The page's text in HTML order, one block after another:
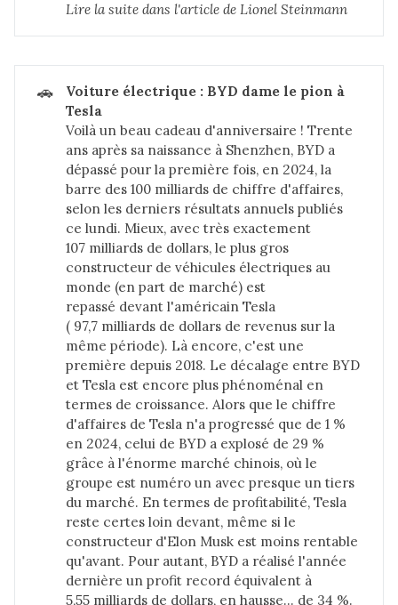
Lire la suite dans l'article de Lionel Steinmann
🚗
Voiture électrique : BYD dame le pion à
Tesla
Voilà un beau cadeau d'anniversaire ! Trente
ans après sa naissance à Shenzhen, BYD a
dépassé pour la première fois, en 2024, la
barre des 100 milliards de chiffre d'affaires,
selon les derniers résultats annuels publiés
ce lundi. Mieux, avec très exactement
107 milliards de dollars, le plus gros
constructeur de véhicules électriques au
monde (en part de marché) est
repassé devant l'américain Tesla
( 97,7 milliards de dollars de revenus sur la
même période). Là encore, c'est une
première depuis 2018. Le décalage entre BYD
et Tesla est encore plus phénoménal en
termes de croissance. Alors que le chiffre
d'affaires de Tesla n'a progressé que de 1 %
en 2024, celui de BYD a explosé de 29 %
grâce à l'énorme marché chinois, où le
groupe est numéro un avec presque un tiers
du marché. En termes de profitabilité, Tesla
reste certes loin devant, même si le
constructeur d'Elon Musk est moins rentable
qu'avant. Pour autant, BYD a réalisé l'année
dernière un profit record équivalent à
5,55 milliards de dollars, en hausse… de 34 %.